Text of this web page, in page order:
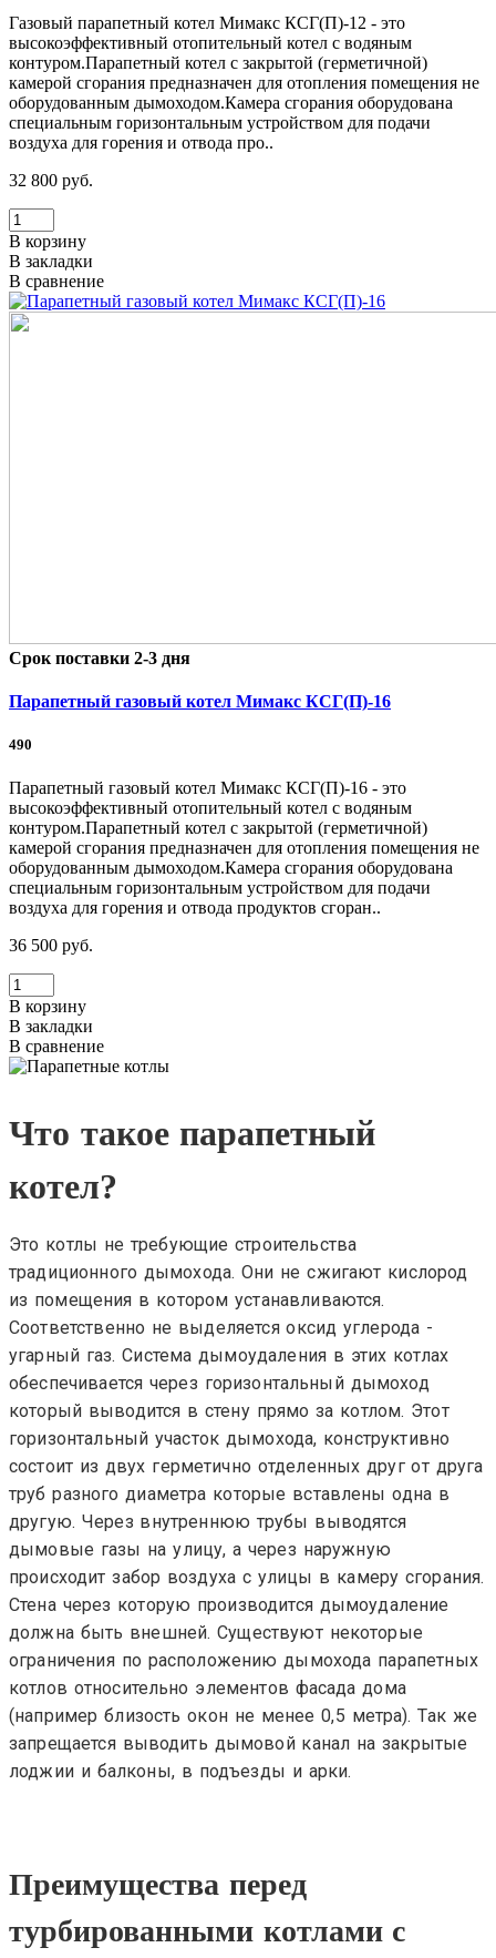
Газовый парапетный котел Мимакс КСГ(П)-12 - это
высокоэффективный отопительный котел с водяным
контуром.Парапетный котел с закрытой (герметичной)
камерой сгорания предназначен для отопления помещения не
оборудованным дымоходом.Камера сгорания оборудована
специальным горизонтальным устройством для подачи
воздуха для горения и отвода про..
32 800 руб.
В корзину
В закладки
В сравнение
Срок поставки 2-3 дня
Парапетный газовый котел Мимакс КСГ(П)-16
490
Парапетный газовый котел Мимакс КСГ(П)-16 - это
высокоэффективный отопительный котел с водяным
контуром.Парапетный котел с закрытой (герметичной)
камерой сгорания предназначен для отопления помещения не
оборудованным дымоходом.Камера сгорания оборудована
специальным горизонтальным устройством для подачи
воздуха для горения и отвода продуктов сгоран..
36 500 руб.
В корзину
В закладки
В сравнение
Что такое парапетный
котел?
Это котлы не требующие строительства
традиционного дымохода. Они не сжигают кислород
из помещения в котором устанавливаются.
Соответственно не выделяется оксид углерода -
угарный газ. Система дымоудаления в этих котлах
обеспечивается через горизонтальный дымоход
который выводится в стену прямо за котлом. Этот
горизонтальный участок дымохода, конструктивно
состоит из двух герметично отделенных друг от друга
труб разного диаметра которые вставлены одна в
другую. Через внутреннюю трубы выводятся
дымовые газы на улицу, а через наружную
происходит забор воздуха с улицы в камеру сгорания.
Стена через которую производится дымоудаление
должна быть внешней. Существуют некоторые
ограничения по расположению дымохода парапетных
котлов относительно элементов фасада дома
(например близость окон не менее 0,5 метра). Так же
запрещается выводить дымовой канал на закрытые
лоджии и балконы, в подъезды и арки.
Преимущества перед
турбированными котлами с